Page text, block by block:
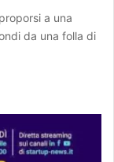
a una
da una folla di